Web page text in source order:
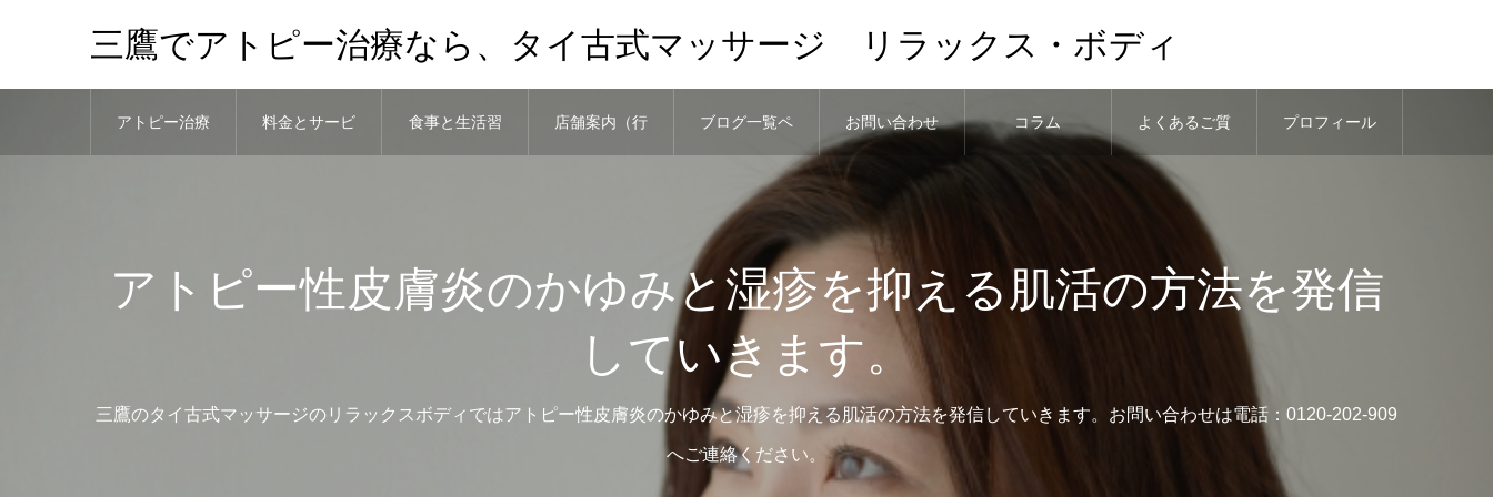
三鷹でアトピー治療なら、タイ古式マッサージ リラックス・ボディ
アトピー治療 料金とサービ 食事と生活習 店舗案内（行 ブログ一覧ペ
ージ
お問い合わせ コラム よくあるご質
問
プロフィール
アトピー性皮膚炎のかゆみと湿疹を抑える肌活の方法を発信
していきます。
三鷹のタイ古式マッサージのリラックスボディではアトピー性皮膚炎のかゆみと湿疹を抑える肌活の方法を発信していきます。お問い合わせは電話：0120-202-909
へご連絡ください。